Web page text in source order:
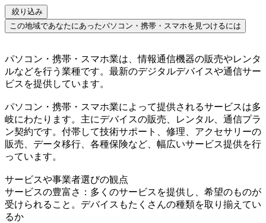
絞り込み
この地域であなたにあったパソコン・携帯・スマホを見つけるには
パソコン・携帯・スマホ業は、情報通信機器の販売やレンタ
ルなどを行う業種です。最新のデジタルデバイスや通信サー
ビスを提供しています。
パソコン・携帯・スマホ業によって提供されるサービスは多
岐にわたります。主にデバイスの販売、レンタル、通信プラ
ン契約です。付帯して技術サポート、修理、アクセサリーの
販売、データ移行、各種保険など、幅広いサービス提供を行
っています。
サービスや事業者選びの観点
サービスの豊富さ：多くのサービスを提供し、希望のものが
受けられること。デバイスもたくさんの種類を取り揃えてい
るか